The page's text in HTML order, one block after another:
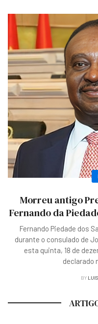
Morreu antigo
Fernando da
Fernando Piedade dos
durante o consulado de
esta quinta, 18 de
declarado
BY